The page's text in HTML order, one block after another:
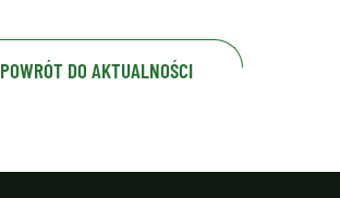
POWRÓT DO AKTUALNOŚCI